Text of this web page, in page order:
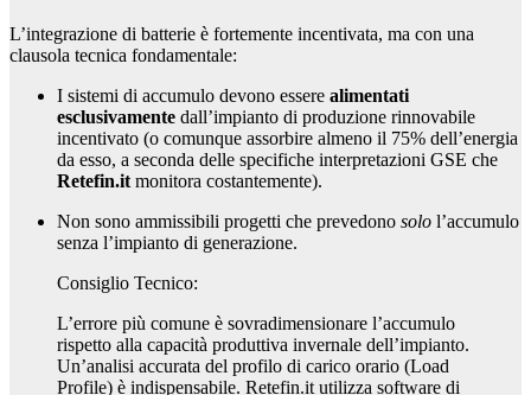
L’integrazione di batterie è fortemente incentivata, ma con una
clausola tecnica fondamentale:
I sistemi di accumulo devono essere alimentati
esclusivamente dall’impianto di produzione rinnovabile
incentivato (o comunque assorbire almeno il 75% dell’energia
da esso, a seconda delle specifiche interpretazioni GSE che
Retefin.it monitora costantemente).
Non sono ammissibili progetti che prevedono solo l’accumulo
senza l’impianto di generazione.
Consiglio Tecnico:
L’errore più comune è sovradimensionare l’accumulo
rispetto alla capacità produttiva invernale dell’impianto.
Un’analisi accurata del profilo di carico orario (Load
Profile) è indispensabile. Retefin.it utilizza software di